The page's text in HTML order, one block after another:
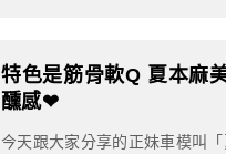
特色是筋骨軟Q 夏本麻
醺感❤
今天跟大家分享的正妹車模叫